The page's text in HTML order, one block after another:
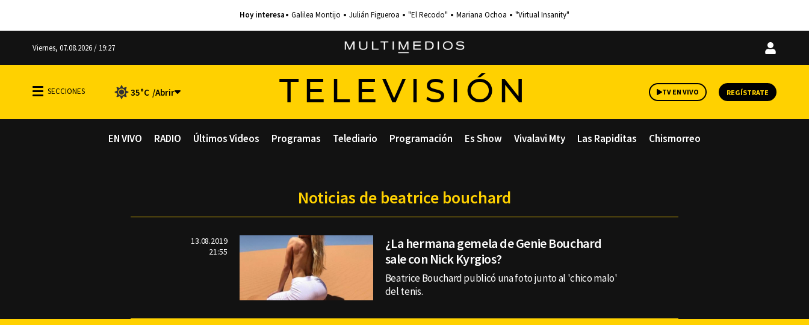
Galilea Montijo Julián Figueroa "El Recodo" Mariana Ochoa "Virtual Insanity"
Viernes, 07.08.2026 / 19:27
Iniciar
35°C TELEVISIÓN TV EN VIVO REGÍSTRATE
EN VIVO RADIO Últimos Videos Programas Telediario Programación Es Show Vivalavi Mty Las Rapiditas Chismorreo
Noticias de beatrice bouchard
13.08.2019
21:55
¿La hermana gemela de Genie Bouchard
sale con Nick Kyrgios?
Beatrice Bouchard publicó una foto junto al 'chico malo'
del tenis.